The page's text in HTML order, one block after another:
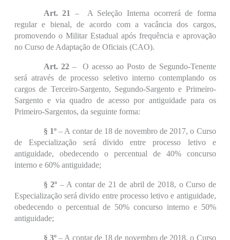
Art. 21
– A Seleção Interna ocorrerá de forma
regular e bienal, de acordo com a vacância dos cargos,
promovendo o Militar Estadual após frequência e aprovação
no Curso de Adaptação de Oficiais (CAO).
Art. 22– O acesso ao Posto de Segundo-Tenente
será através de processo seletivo interno contemplando os
cargos de Terceiro-Sargento, Segundo-Sargento e Primeiro-
Sargento e via quadro de acesso por antiguidade para os
Primeiro-Sargentos, da seguinte forma:
§ 1º– A contar de 18 de novembro de 2017, o Curso
de Especialização será divido entre processo letivo e
antiguidade, obedecendo o percentual de 40% concurso
interno e 60% antiguidade;
§ 2º – A contar de 21 de abril de 2018, o Curso de
Especialização será divido entre processo letivo e antiguidade,
obedecendo o percentual de 50% concurso interno e 50%
antiguidade;
§ 3º– A contar de 18 de novembro de 2018, o Curso